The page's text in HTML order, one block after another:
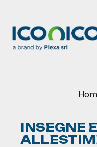
INSEGNE E